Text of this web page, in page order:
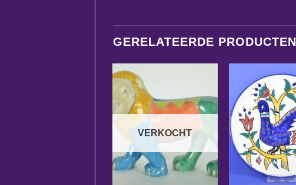
GERELATEERDE PRODUCTEN
VERKOCHT